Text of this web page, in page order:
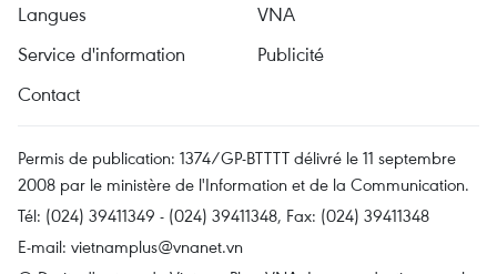
Langues
VNA
Service d'information
Publicité
Contact
Permis de publication: 1374/GP-BTTTT délivré le 11 septembre
2008 par le ministère de l'Information et de la Communication.
Tél: (024) 39411349 - (024) 39411348, Fax: (024) 39411348
E-mail: vietnamplus@vnanet.vn